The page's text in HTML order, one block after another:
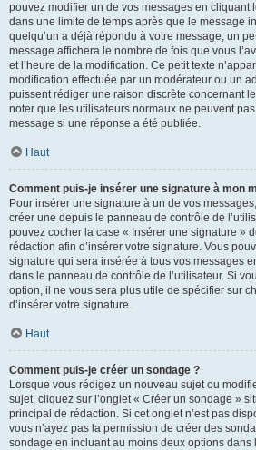
pouvez modifier un de vos messages en cliquant
dans une limite de temps après que le message
quelqu’un a déjà répondu à votre message, un
message affichera le nombre de fois que vous
et l’heure de la modification. Ce petit texte
modification effectuée par un modérateur ou un
puissent rédiger une raison discrète concernant
noter que les utilisateurs normaux ne peuvent
message si une réponse a été publiée.
Haut
Comment puis-je insérer une signature à mon
Pour insérer une signature à un de vos
créer une depuis le panneau de contrôle de
pouvez cocher la case « Insérer une signature »
rédaction afin d’insérer votre signature. Vous
signature qui sera insérée à tous vos messages
dans le panneau de contrôle de l’utilisateur. Si
option, il ne vous sera plus utile de spécifier sur
d’insérer votre signature.
Haut
Comment puis-je créer un sondage ?
Lorsque vous rédigez un nouveau sujet ou
sujet, cliquez sur l’onglet « Créer un sondage »
principal de rédaction. Si cet onglet n’est pas
vous n’ayez pas la permission de créer des
sondage en incluant au moins deux options dans